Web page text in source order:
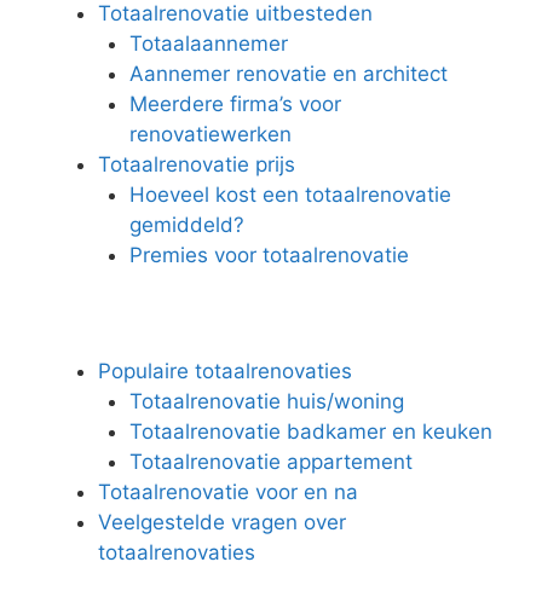
Totaalrenovatie uitbesteden
Totaalaannemer
Aannemer renovatie en architect
Meerdere firma’s voor
renovatiewerken
Totaalrenovatie prijs
Hoeveel kost een totaalrenovatie
gemiddeld?
Premies voor totaalrenovatie
Populaire totaalrenovaties
Totaalrenovatie huis/woning
Totaalrenovatie badkamer en keuken
Totaalrenovatie appartement
Totaalrenovatie voor en na
Veelgestelde vragen over
totaalrenovaties